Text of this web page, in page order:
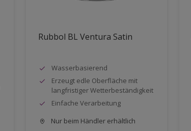
Rubbol BL Ventura Satin
Wasserbasierend
Erzeugt edle Oberfläche mit
langfristiger Wetterbeständigkeit
Einfache Verarbeitung
Nur beim Händler erhältlich